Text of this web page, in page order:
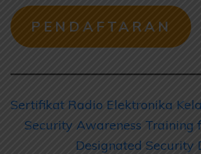
PENDAFTARAN
Sertifikat Radio Elektronika
Security Awareness Training
Designated Security